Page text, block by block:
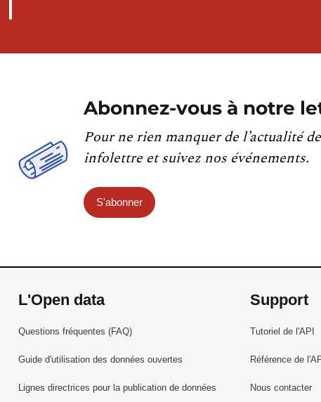
Abonnez-vous à notre
Pour ne rien manquer de l’actualité
infolettre et suivez nos événements.
S'abonner
L'Open data
Questions fréquentes (FAQ)
Guide d'utilisation des données ouvertes
Lignes directrices pour la publication de données
Support
Tutoriel de l'API
Référence de
Nous contacter